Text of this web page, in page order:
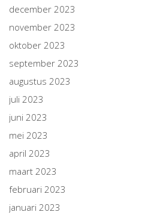
december 2023
november 2023
oktober 2023
september 2023
augustus 2023
juli 2023
juni 2023
mei 2023
april 2023
maart 2023
februari 2023
januari 2023